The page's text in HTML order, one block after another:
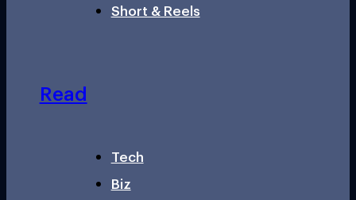
Short & Reels
Read
Tech
Biz